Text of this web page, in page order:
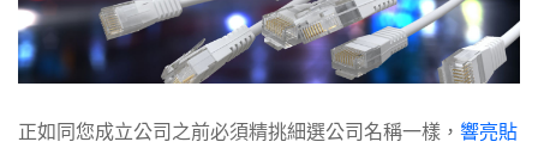
正如同您成立公司之前必須精挑細選公司名稱一樣， 響亮貼